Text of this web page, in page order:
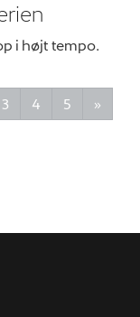
i højt tempo.
3 4 5 »